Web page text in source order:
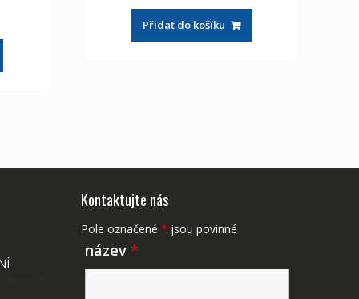
Kč
byla:
1,976 Kč
je:
1,102 Kč
Přidat do košíku
Kontaktujte nás
Pole označené * jsou povinné
název *